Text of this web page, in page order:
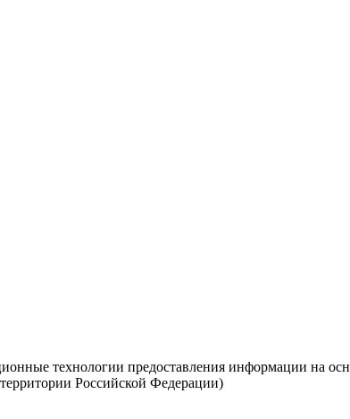
технологии предоставления информации на
Российской Федерации)